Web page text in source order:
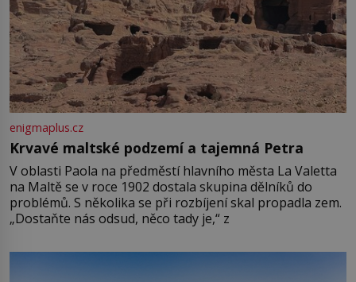
enigmaplus.cz
Krvavé maltské podzemí a tajemná Petra
V oblasti Paola na předměstí hlavního města La Valetta
na Maltě se v roce 1902 dostala skupina dělníků do
problémů. S několika se při rozbíjení skal propadla zem.
„Dostaňte nás odsud, něco tady je,“ z